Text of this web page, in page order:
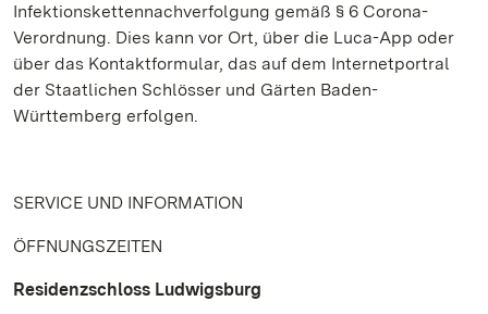
Infektionskettennachverfolgung gemäß § 6 Corona-
Verordnung. Dies kann vor Ort, über die Luca-App oder
über das Kontaktformular, das auf dem Internetportral
der Staatlichen Schlösser und Gärten Baden-
Württemberg erfolgen.
SERVICE UND INFORMATION
ÖFFNUNGSZEITEN
Residenzschloss Ludwigsburg